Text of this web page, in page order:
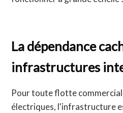
La dépendance
infrastructures
Pour toute flotte
électriques, l'infrastructure